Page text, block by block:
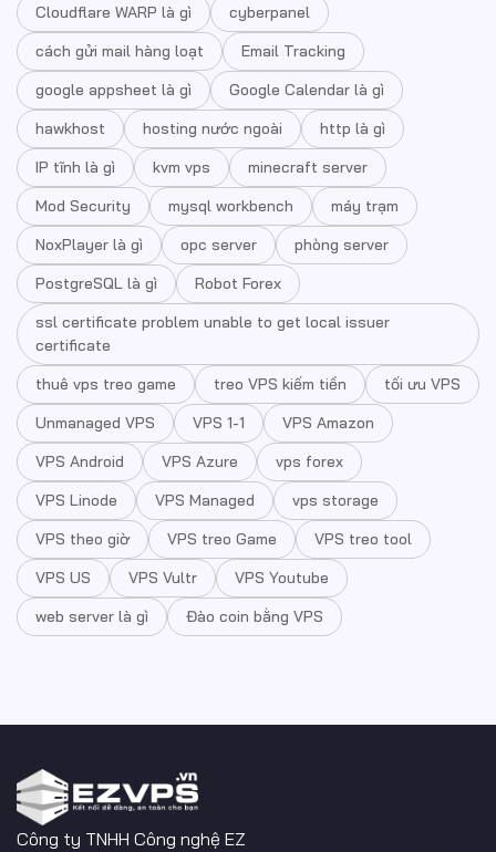
Cloudflare WARP là gì
cyberpanel
cách gửi mail hàng loạt
Email Tracking
google appsheet là gì
Google Calendar là gì
hawkhost
hosting nước ngoài
http là gì
IP tĩnh là gì
kvm vps
minecraft server
Mod Security
mysql workbench
máy trạm
NoxPlayer là gì
opc server
phòng server
PostgreSQL là gì
Robot Forex
ssl certificate problem unable to get local issuer
certificate
thuê vps treo game
treo VPS kiếm tiền
tối ưu VPS
Unmanaged VPS
VPS 1-1
VPS Amazon
VPS Android
VPS Azure
vps forex
VPS Linode
VPS Managed
vps storage
VPS theo giờ
VPS treo Game
VPS treo tool
VPS US
VPS Vultr
VPS Youtube
web server là gì
Đào coin bằng VPS
Công ty TNHH Công nghệ EZ